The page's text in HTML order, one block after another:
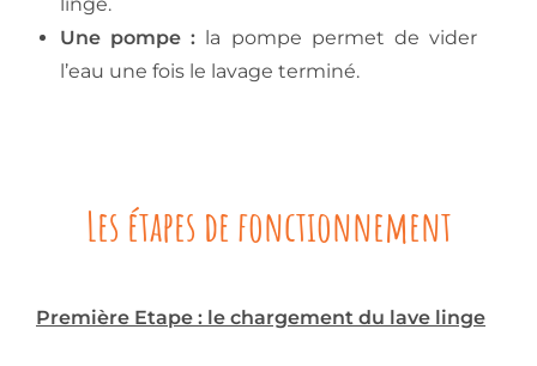
Une pompe : la pompe permet de vider
l’eau une fois le lavage terminé.
Les étapes de fonctionnement
Première Etape : le chargement du lave linge